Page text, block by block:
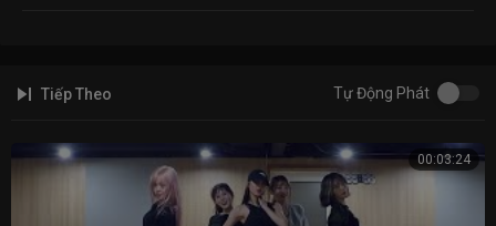
Tiếp Theo Tự Động Phát
00:03:24